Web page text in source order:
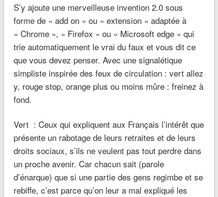
S’y ajoute une merveilleuse invention 2.0 sous
forme de « add on » ou « extension » adaptée à
« Chrome », « Firefox » ou « Microsoft edge » qui
trie automatiquement le vrai du faux et vous dit ce
que vous devez penser. Avec une signalétique
simpliste inspirée des feux de circulation : vert allez
y, rouge stop, orange plus ou moins mûre : freinez à
fond.
Vert : Ceux qui expliquent aux Français l’intérêt que
présente un rabotage de leurs retraites et de leurs
droits sociaux, s’ils ne veulent pas tout perdre dans
un proche avenir. Car chacun sait (parole
d’énarque) que si une partie des gens regimbe et se
rebiffe, c’est parce qu’on leur a mal expliqué les